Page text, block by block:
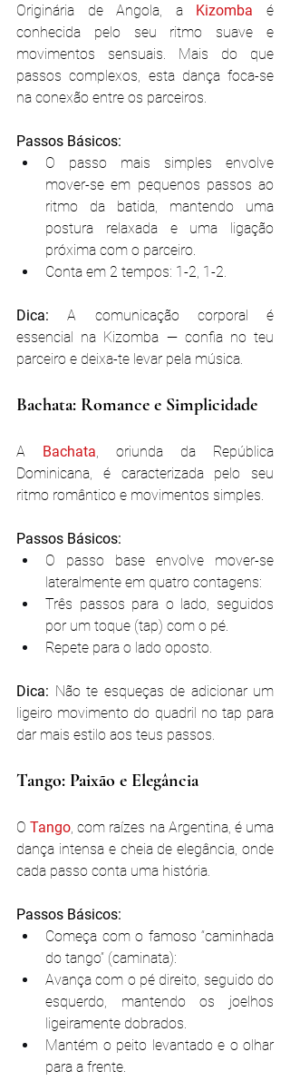
Originária de Angola, a Kizomba é
conhecida pelo seu ritmo suave e
movimentos sensuais. Mais do que
passos complexos, esta dança foca-se
na conexão entre os parceiros.
Passos Básicos:
O passo mais simples envolve
mover-se em pequenos passos ao
ritmo da batida, mantendo uma
postura relaxada e uma ligação
próxima com o parceiro.
Conta em 2 tempos: 1-2, 1-2.
Dica: A comunicação corporal é
essencial na Kizomba — confia no teu
parceiro e deixa-te levar pela música.
Bachata: Romance e Simplicidade
A Bachata, oriunda da República
Dominicana, é caracterizada pelo seu
ritmo romântico e movimentos simples.
Passos Básicos:
O passo base envolve mover-se
lateralmente em quatro contagens:
Três passos para o lado, seguidos
por um toque (tap) com o pé.
Repete para o lado oposto.
Dica: Não te esqueças de adicionar um
ligeiro movimento do quadril no tap para
dar mais estilo aos teus passos.
Tango: Paixão e Elegância
O Tango, com raízes na Argentina, é uma
dança intensa e cheia de elegância, onde
cada passo conta uma história.
Passos Básicos:
Começa com o famoso “caminhada
do tango” (caminata):
Avança com o pé direito, seguido do
esquerdo, mantendo os joelhos
ligeiramente dobrados.
Mantém o peito levantado e o olhar
para a frente.